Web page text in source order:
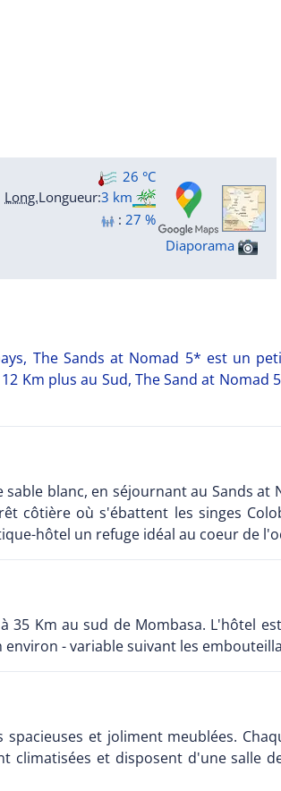
26 °C
Long.Longueur:3 km
:27 %
Diaporama
The Sands at Nomad 5* est un
Km plus au Sud, The Sand at
blanc, en séjournant au Sands at
côtière où s'ébattent les singes
hôtel un refuge idéal au coeur de
Km au sud de Mombasa. L'hôtel
- variable suivant les
et joliment meublées.
et disposent d'une salle